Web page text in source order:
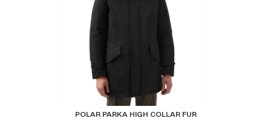
POLAR PARKA HIGH COLLAR FUR